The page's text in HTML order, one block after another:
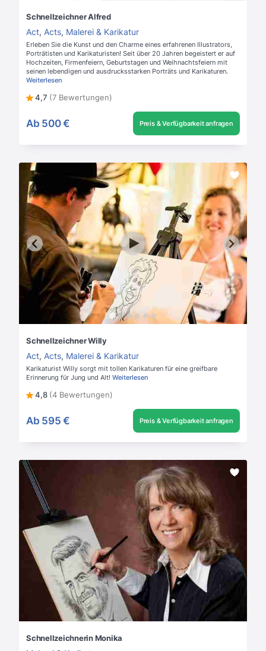
Schnellzeichner Alfred
Act, Acts, Malerei & Karikatur
Erleben Sie die Kunst und den Charme eines erfahrenen Illustrators,
Porträtisten und Karikaturisten! Seit über 20 Jahren begeistert er auf
Hochzeiten, Firmenfeiern, Geburtstagen und Weihnachtsfeiern mit
seinen lebendigen und ausdrucksstarken Porträts und Karikaturen.
Weiterlesen
4,7 (7 Bewertungen)
Ab 500 € Preis & Verfügbarkeit anfragen
Schnellzeichner Willy
Act, Acts, Malerei & Karikatur
Karikaturist Willy sorgt mit tollen Karikaturen für eine greifbare
Erinnerung für Jung und Alt! Weiterlesen
4,8 (4 Bewertungen)
Ab 595 € Preis & Verfügbarkeit anfragen
Schnellzeichnerin Monika